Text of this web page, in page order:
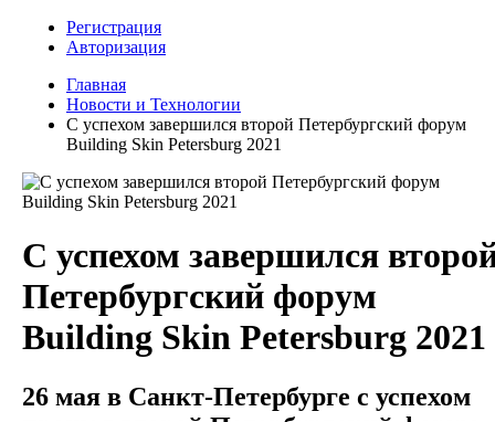
Регистрация
Авторизация
Главная
Новости и Технологии
С успехом завершился второй Петербургский форум
Building Skin Petersburg 2021
С успехом завершился
Петербургский форум
Building Skin Petersburg 2021
26 мая в Санкт-Петербурге с успехом